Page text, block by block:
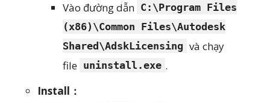
Vào đường dẫn C:\Program Files
(x86)\Common Files\Autodesk
Shared\AdskLicensing và chạy
file uninstall.exe .
Install：